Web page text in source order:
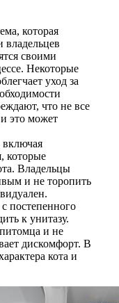
которая
владельцев
своими
Некоторые
уход за
что не все
это может
которые
Владельцы
и не торопить
постепенного
к унитазу.
и не
дискомфорт. В
кота и